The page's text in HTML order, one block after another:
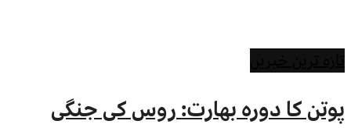
پوتن کا دورہ بھارت: روس کی جنگی